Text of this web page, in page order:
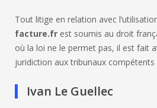
Tout litige en relation avec
facture.fr est soumis au droit
où la loi ne le permet pas, il est fait
juridiction aux tribunaux compétents
Ivan Le Guellec